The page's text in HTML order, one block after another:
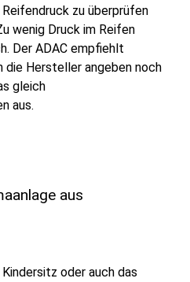
zu überprüfen
wenig Druck im Reifen
Der ADAC empfiehlt
die Hersteller angeben noch
gleich
aus.
aus
oder auch das